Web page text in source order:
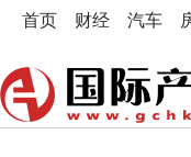
首页 财经 汽车